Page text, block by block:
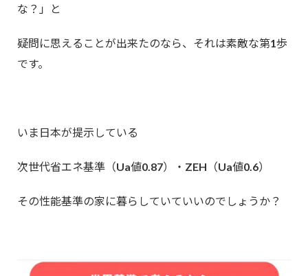
な？」と
疑問に思えることが出来たのなら、それは素敵な第1歩
です。
いま日本が提示している
次世代省エネ基準（Ua値0.87）・ZEH（Ua値0.6）
その性能基準の家に暮らしていていいのでしょうか？